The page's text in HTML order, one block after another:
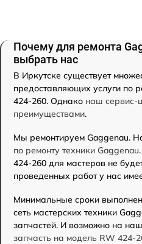
Почему для ремонта
выбрать нас
В Иркутске существует
предоставляющих услуги по
424-260. Однако наш сервис-
преимуществами.
Мы ремонтируем Gaggenau.
по ремонту техники Gaggenau
424-260 для мастеров не
проведенных работ у нас
Минимальные сроки
сеть мастерских техники
запчастей. И возможно на
запчасть на модель RW 424-